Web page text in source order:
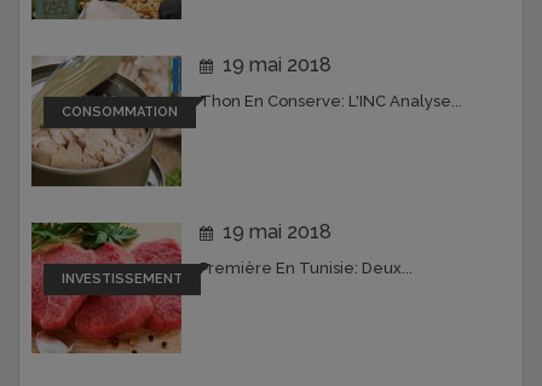
CONSOMMATION
19 mai 2018
Thon En Conserve: L'INC Analyse...
INVESTISSEMENT
19 mai 2018
Première En Tunisie: Deux...